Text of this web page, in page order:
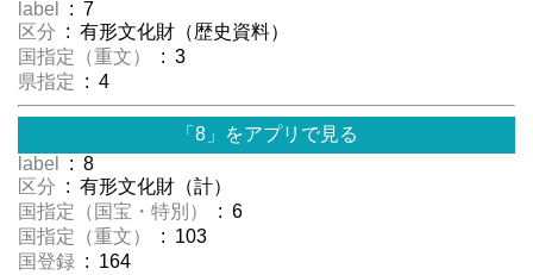
label
: 7
区分 : 有形文化財（歴史資料）
国指定（重文）
: 3
県指定 : 4
「8」をアプリで見る
label
: 8
区分 : 有形文化財（計）
国指定（国宝・特別）
: 6
国指定（重文）
: 103
国登録 : 164